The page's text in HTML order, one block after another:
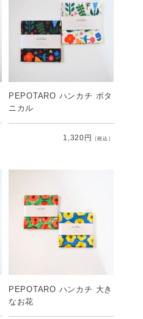
PEPOTARO ハンカチ ボタ
ニカル
1,320円 ［税込］
PEPOTARO ハンカチ 大き
なお花